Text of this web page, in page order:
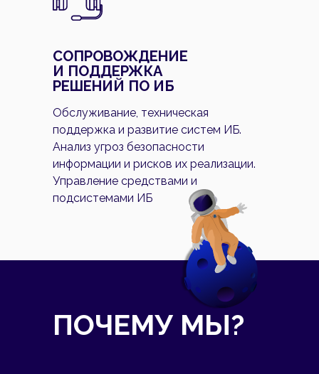
СОПРОВОЖДЕНИЕ
И ПОДДЕРЖКА
РЕШЕНИЙ ПО ИБ
Обслуживание, техническая
поддержка и развитие систем ИБ.
Анализ угроз безопасности
информации и рисков их реализации.
Управление средствами и
подсистемами ИБ
ПОЧЕМУ МЫ?